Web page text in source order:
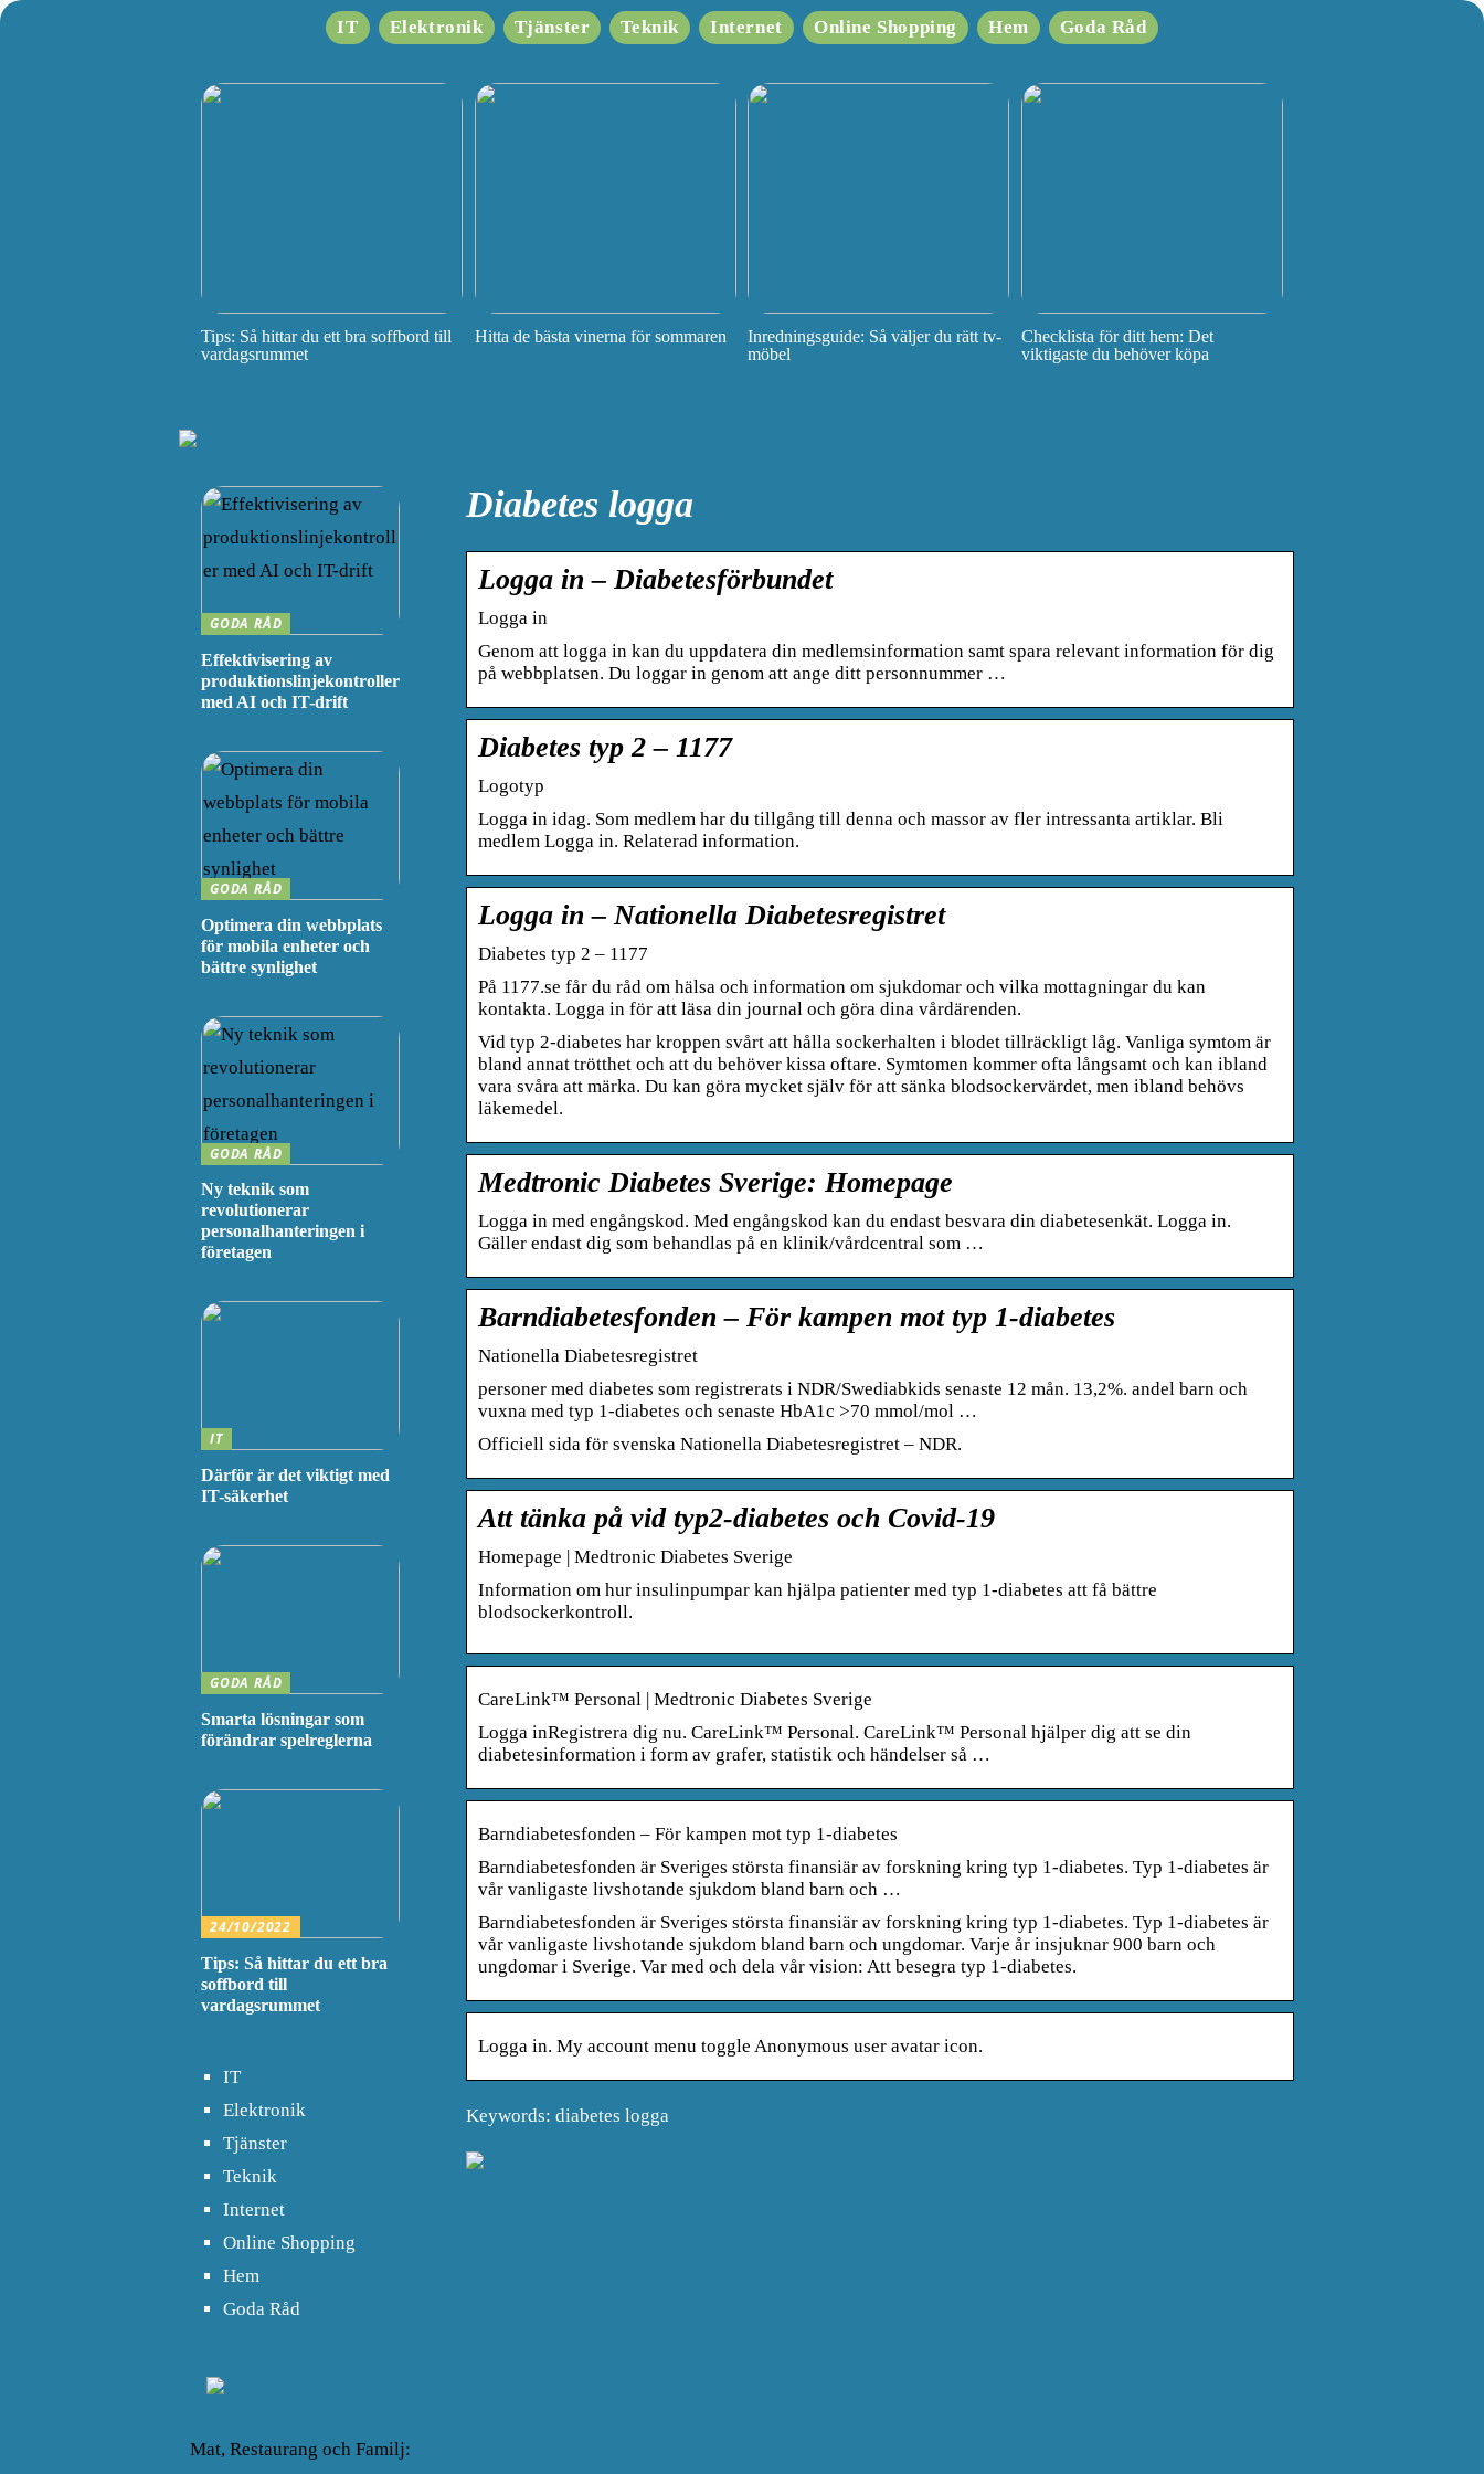
IT Elektronik Tjänster Teknik Internet Online Shopping Hem Goda Råd
Tips: Så hittar du ett bra soffbord till
vardagsrummet
Hitta de bästa vinerna för sommaren
Inredningsguide: Så väljer du rätt tv-
möbel
Checklista för ditt hem: Det
viktigaste du behöver köpa
Diabetes logga
Logga in – Diabetesförbundet
Logga in
Genom att logga in kan du uppdatera din medlemsinformation samt spara relevant information för dig
på webbplatsen. Du loggar in genom att ange ditt personnummer …
Diabetes typ 2 – 1177
Logotyp
Logga in idag. Som medlem har du tillgång till denna och massor av fler intressanta artiklar. Bli
medlem Logga in. Relaterad information.
Logga in – Nationella Diabetesregistret
Diabetes typ 2 – 1177
På 1177.se får du råd om hälsa och information om sjukdomar och vilka mottagningar du kan
kontakta. Logga in för att läsa din journal och göra dina vårdärenden.
Vid typ 2-diabetes har kroppen svårt att hålla sockerhalten i blodet tillräckligt låg. Vanliga symtom är
bland annat trötthet och att du behöver kissa oftare. Symtomen kommer ofta långsamt och kan ibland
vara svåra att märka. Du kan göra mycket själv för att sänka blodsockervärdet, men ibland behövs
läkemedel.
Medtronic Diabetes Sverige: Homepage
Logga in med engångskod. Med engångskod kan du endast besvara din diabetesenkät. Logga in.
Gäller endast dig som behandlas på en klinik/vårdcentral som …
Barndiabetesfonden – För kampen mot typ 1-diabetes
Nationella Diabetesregistret
personer med diabetes som registrerats i NDR/Swediabkids senaste 12 mån. 13,2%. andel barn och
vuxna med typ 1-diabetes och senaste HbA1c >70 mmol/mol …
Officiell sida för svenska Nationella Diabetesregistret – NDR.
Att tänka på vid typ2-diabetes och Covid-19
Homepage | Medtronic Diabetes Sverige
Information om hur insulinpumpar kan hjälpa patienter med typ 1-diabetes att få bättre
blodsockerkontroll.
CareLink™ Personal | Medtronic Diabetes Sverige
Logga inRegistrera dig nu. CareLink™ Personal. CareLink™ Personal hjälper dig att se din
diabetesinformation i form av grafer, statistik och händelser så …
Barndiabetesfonden – För kampen mot typ 1-diabetes
Barndiabetesfonden är Sveriges största finansiär av forskning kring typ 1-diabetes. Typ 1-diabetes är
vår vanligaste livshotande sjukdom bland barn och …
Barndiabetesfonden är Sveriges största finansiär av forskning kring typ 1-diabetes. Typ 1-diabetes är
vår vanligaste livshotande sjukdom bland barn och ungdomar. Varje år insjuknar 900 barn och
ungdomar i Sverige. Var med och dela vår vision: Att besegra typ 1-diabetes.
Logga in. My account menu toggle Anonymous user avatar icon.
Keywords: diabetes logga
GODA RÅD
Effektivisering av
produktionslinjekontroller
med AI och IT-drift
GODA RÅD
Optimera din webbplats
för mobila enheter och
bättre synlighet
GODA RÅD
Ny teknik som
revolutionerar
personalhanteringen i
företagen
IT
Därför är det viktigt med
IT-säkerhet
GODA RÅD
Smarta lösningar som
förändrar spelreglerna
24/10/2022
Tips: Så hittar du ett bra
soffbord till
vardagsrummet
IT
Elektronik
Tjänster
Teknik
Internet
Online Shopping
Hem
Goda Råd
Mat, Restaurang och Familj: